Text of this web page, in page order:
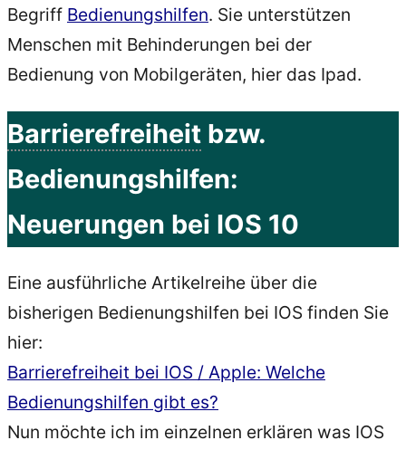
Begriff Bedienungshilfen. Sie unterstützen
Menschen mit Behinderungen bei der
Bedienung von Mobilgeräten, hier das Ipad.
Barrierefreiheit bzw.
Bedienungshilfen:
Neuerungen bei IOS 10
Eine ausführliche Artikelreihe über die
bisherigen Bedienungshilfen bei IOS finden Sie
hier:
Barrierefreiheit bei IOS / Apple: Welche
Bedienungshilfen gibt es?
Nun möchte ich im einzelnen erklären was IOS